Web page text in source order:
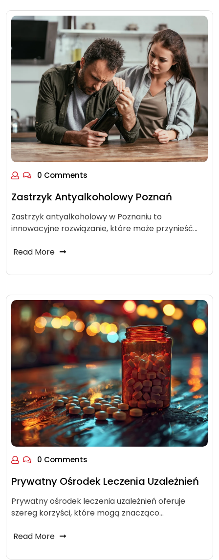
0 Comments
Zastrzyk Antyalkoholowy Poznań
Zastrzyk antyalkoholowy w Poznaniu to
innowacyjne rozwiązanie, które może przynieść…
Read More
0 Comments
Prywatny Ośrodek Leczenia Uzależnień
Prywatny ośrodek leczenia uzależnień oferuje
szereg korzyści, które mogą znacząco…
Read More